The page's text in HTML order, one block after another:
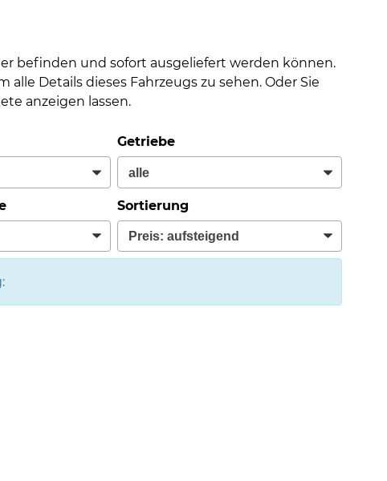
befinden und sofort ausgeliefert werden können.
Details dieses Fahrzeugs zu sehen. Oder Sie
anzeigen lassen.
Getriebe
Sortierung